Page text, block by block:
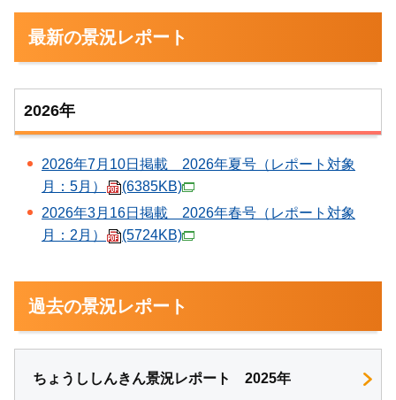
最新の景況レポート
2026年
2026年7月10日掲載 2026年夏号（レポート対象
月：5月）
(6385KB)
2026年3月16日掲載 2026年春号（レポート対象
月：2月）
(5724KB)
過去の景況レポート
ちょうししんきん景況レポート 2025年